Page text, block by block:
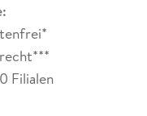
Filialen